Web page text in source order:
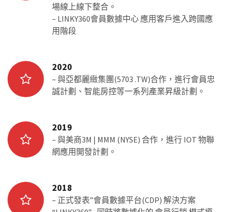
場線上線下整合。
– LINKY360會員數據中心 應用客戶進入跨國應
用階段
2020
– 與亞都麗緻集團(5703 .TW)合作，進行會員忠
誠計劃、智能房控等一系列產業昇級計劃。
2019
– 與美商3M | MMM (NYSE) 合作，進行 IOT 物聯
網應用開發計劃。
2018
– 正式發表”會員數據平台(CDP) 解決方案